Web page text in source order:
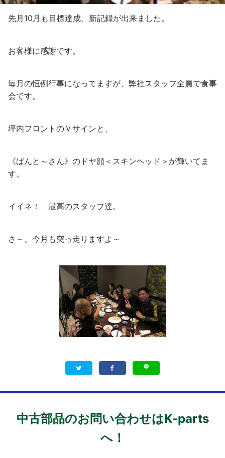
先月10月も目標達成、新記録が出来ました。
お客様に感謝です。
毎月の恒例行事になってますが、弊社スタッフ全員で食事
会です。
坪内フロントのＶサインと、
《ばんと～さん》のドヤ顔＜スキンヘッド＞が輝いてま
す。
イイネ！ 最高のスタッフ達。
さ～、今月も突っ走りますよ～
中古部品のお問い合わせはK-parts
へ！